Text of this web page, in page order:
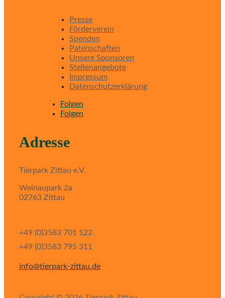
Presse
Förderverein
Spenden
Patenschaften
Unsere Sponsoren
Stellenangebote
Impressum
Datenschutzerklärung
Folgen
Folgen
Adresse
Tierpark Zittau e.V.
Weinaupark 2a
02763 Zittau
+49 (0)3583 701 122
+49 (0)3583 795 311
info@tierpark-zittau.de